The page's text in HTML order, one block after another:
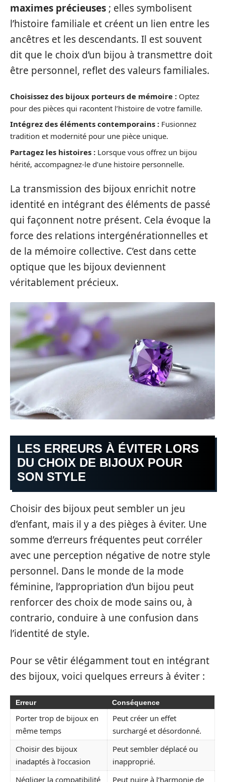
maximes précieuses ; elles symbolisent
l’histoire familiale et créent un lien entre les
ancêtres et les descendants. Il est souvent
dit que le choix d’un bijou à transmettre doit
être personnel, reflet des valeurs familiales.
Choisissez des bijoux porteurs de mémoire : Optez
pour des pièces qui racontent l’histoire de votre famille.
Intégrez des éléments contemporains : Fusionnez
tradition et modernité pour une pièce unique.
Partagez les histoires : Lorsque vous offrez un bijou
hérité, accompagnez-le d’une histoire personnelle.
La transmission des bijoux enrichit notre
identité en intégrant des éléments de passé
qui façonnent notre présent. Cela évoque la
force des relations intergénérationnelles et
de la mémoire collective. C’est dans cette
optique que les bijoux deviennent
véritablement précieux.
LES ERREURS À ÉVITER LORS
DU CHOIX DE BIJOUX POUR
SON STYLE
Choisir des bijoux peut sembler un jeu
d’enfant, mais il y a des pièges à éviter. Une
somme d’erreurs fréquentes peut corréler
avec une perception négative de notre style
personnel. Dans le monde de la mode
féminine, l’appropriation d’un bijou peut
renforcer des choix de mode sains ou, à
contrario, conduire à une confusion dans
l’identité de style.
Pour se vêtir élégamment tout en intégrant
des bijoux, voici quelques erreurs à éviter :
Erreur Conséquence
Porter trop de bijoux en
même temps
Peut créer un effet
surchargé et désordonné.
Choisir des bijoux
inadaptés à l’occasion
Peut sembler déplacé ou
inapproprié.
Négliger la compatibilité
Peut nuire à l’harmonie de